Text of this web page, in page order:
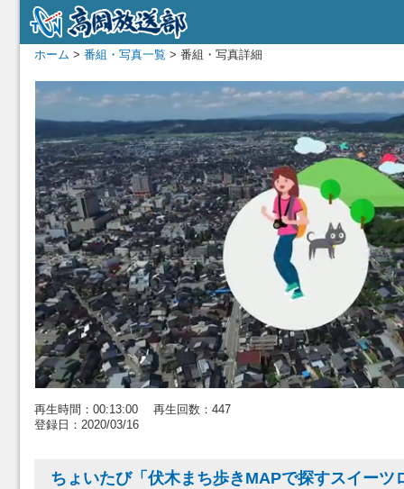
ホーム > 番組・写真一覧 > 番組・写真詳細
再生時間：00:13:00 再生回数：447
登録日：2020/03/16
ちょいたび「伏木まち歩きMAPで探すスイーツ